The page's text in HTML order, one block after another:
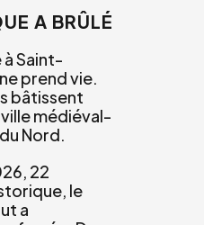
A BRÛLÉ
à Saint-
prend vie.
bâtissent
médiéval-
Nord.
22
le
a